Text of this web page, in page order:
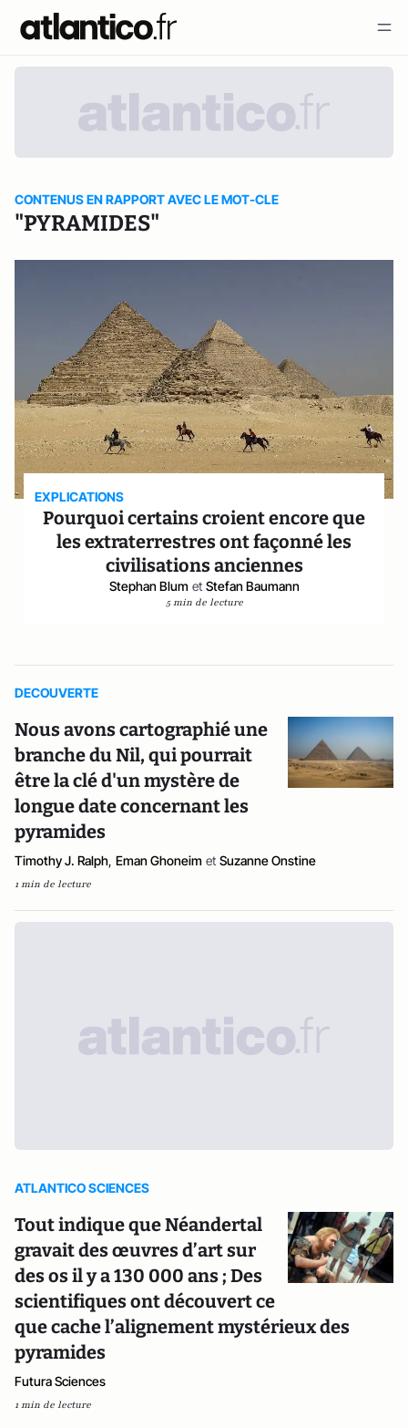
CONTENUS EN RAPPORT AVEC LE MOT-CLE
"PYRAMIDES"
EXPLICATIONS
Pourquoi certains croient encore que
les extraterrestres ont façonné les
civilisations anciennes
Stephan Blum et Stefan Baumann
5 min de lecture
DECOUVERTE
Nous avons cartographié une
branche du Nil, qui pourrait
être la clé d'un mystère de
longue date concernant les
pyramides
Timothy J. Ralph, Eman Ghoneim et Suzanne Onstine
1 min de lecture
ATLANTICO SCIENCES
Tout indique que Néandertal
gravait des œuvres d’art sur
des os il y a 130 000 ans ; Des
scientifiques ont découvert ce
que cache l’alignement mystérieux des
pyramides
Futura Sciences
1 min de lecture